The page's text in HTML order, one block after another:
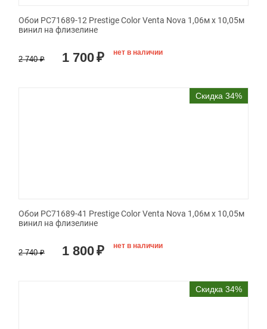
Обои PC71689-12 Prestige Color Venta Nova 1,06м х 10,05м
винил на флизелине
2 740 ₽ 1 700₽ нет в наличии
Скидка 34%
Обои PC71689-41 Prestige Color Venta Nova 1,06м х 10,05м
винил на флизелине
2 740 ₽ 1 800₽ нет в наличии
Скидка 34%